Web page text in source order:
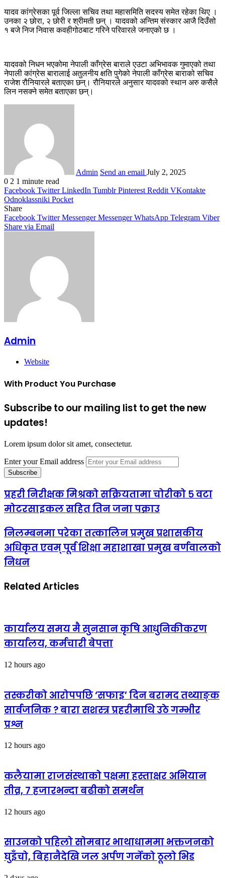
यादव कांग्रेसका पूर्व जिल्ला सचिव तथा महासमिति सदस्य समेत रहेका थिए ।
उनका २ छोरा, २ छोरी र श्रीमती छन् । यादवको अन्तिम संस्कार आजै दिउँसो
१ बजे निज निवास कवहीगोठबाट गरिने परिवारले जनाएको छ ।
यादवको निधन भएकोमा नेपाली काँग्रेस बाराले एउटा अभिभावक गुमाएको तथा
नेपाली कांग्रेस बारालाई अतुलनीय क्षति पुगेको नेपाली काँग्रेस बाराको सचिव
राजेश रौनियारले बताएका छन्। रौनियारले अनुसार यादवको स्थान अरु कसैले
लिन नसक्ने समेत बताएका छन्।
Admin Send an email July 2, 2025
0 2 1 minute read
Facebook Twitter LinkedIn Tumblr Pinterest Reddit VKontakte
Odnoklassniki Pocket
Share
Facebook Twitter Messenger Messenger WhatsApp Telegram Viber
Share via Email
Admin
Website
With Product You Purchase
Subscribe to our mailing list to get the new
updates!
Lorem ipsum dolor sit amet, consectetur.
Enter your Email address
प्रहरी निरीक्षक मिश्रको सक्रियतामा चोरीको ५ वटा
मोटरसाइकल सहित तिन जना पक्राउ
निलम्बनमा परेका तत्कालिन प्रमुख प्रशासकीय
अधिकृत एवम् पूर्व शिक्षा महाशाखा प्रमुख बर्णवालको
निधन
Related Articles
कार्यालय समय मै सुनसान कृषि आधुनिकीकरण
कार्यालय, कर्मचारी बेपत्ता
12 hours ago
तस्करीको आरोपपछि ‘सफाइ’ दिन बरामद तथ्याङ्क
सार्वजनिक ? बारा सशस्त्र प्रहरीमाथि उठे गम्भीर
प्रश्न
12 hours ago
कलैयामा राजसंस्थाको पक्षमा हस्ताक्षर अभियान
तीव्र, ७ हजारभन्दा बढीको समर्थन
12 hours ago
साउनको पहिलो सोमबार भाथाधाममा भक्तजनको
घुइँचो, बिहानैदेखि जल अर्पण गर्नेको ठूलो भिड